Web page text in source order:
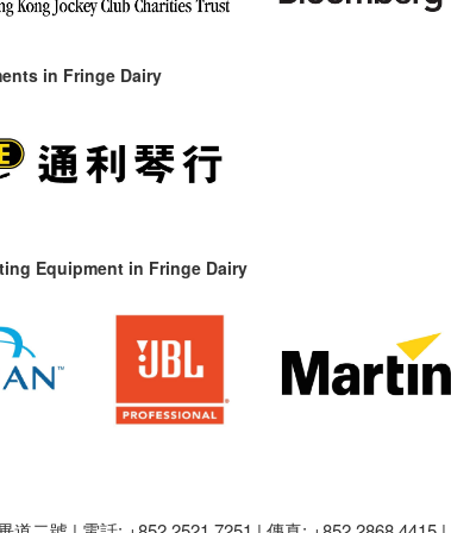
in Fringe Dairy
Equipment in Fringe Dairy